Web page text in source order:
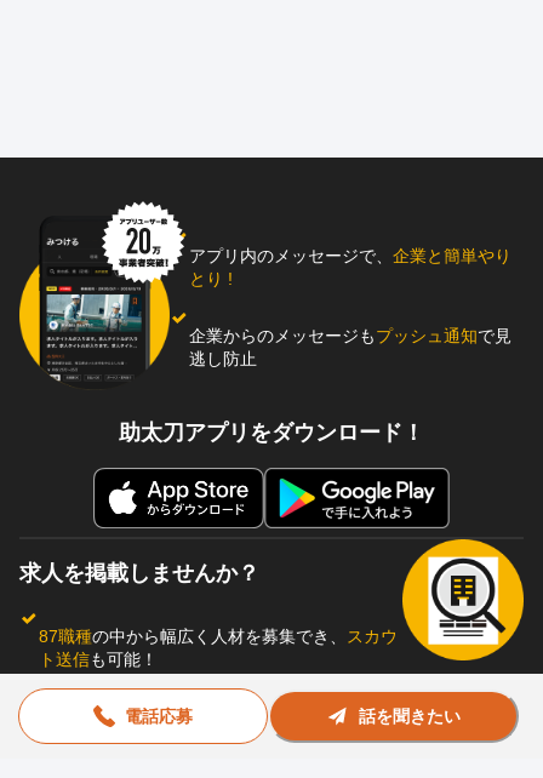
電話応募 話を聞きたい
アプリ内のメッセージで、 企業と簡単やり
とり !
企業からのメッセージもプッシュ通知で見
逃し防止
助太刀アプリをダウンロード！
求人を掲載しませんか？
87職種の中から幅広く人材を募集でき、
スカウ
ト送信も可能！
とウェブに同時掲載で、多くの人材にア
ピール！